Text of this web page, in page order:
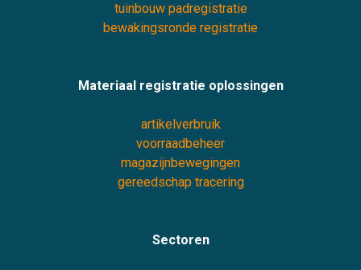
tuinbouw padregistratie
bewakingsronde registratie
Materiaal registratie oplossingen
artikelverbruik
voorraadbeheer
magazijnbewegingen
gereedschap tracering
Sectoren